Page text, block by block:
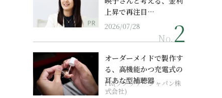
PR
上昇で再注目…
2026/07/28
No.
オーダーメイドで製作す
る、高機能かつ充電式の
耳あな型補聴器
PR(ソノヴァ・ジャパン株
式会社)